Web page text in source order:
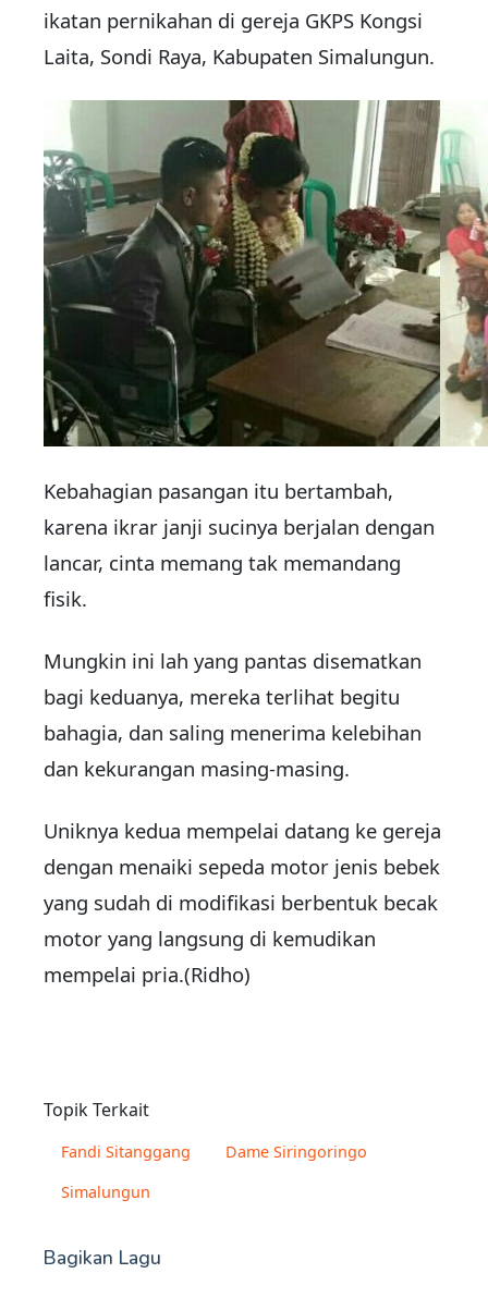
ikatan pernikahan di gereja GKPS Kongsi
Laita, Sondi Raya, Kabupaten Simalungun.
Kebahagian pasangan itu bertambah,
karena ikrar janji sucinya berjalan dengan
lancar, cinta memang tak memandang
fisik.
Mungkin ini lah yang pantas disematkan
bagi keduanya, mereka terlihat begitu
bahagia, dan saling menerima kelebihan
dan kekurangan masing-masing.
Uniknya kedua mempelai datang ke gereja
dengan menaiki sepeda motor jenis bebek
yang sudah di modifikasi berbentuk becak
motor yang langsung di kemudikan
mempelai pria.(Ridho)
Topik Terkait
Fandi Sitanggang
Dame Siringoringo
Simalungun
Bagikan Lagu